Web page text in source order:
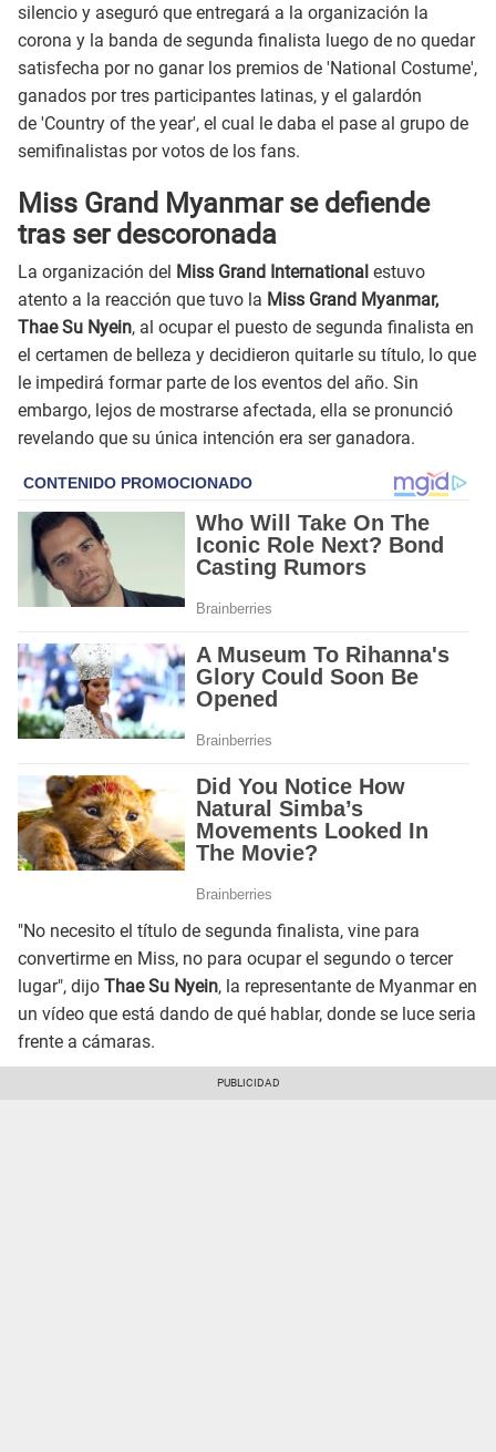
silencio y aseguró que entregará a la organización la
corona y la banda de segunda finalista luego de no quedar
satisfecha por no ganar los premios de 'National Costume',
ganados por tres participantes latinas, y el galardón
de 'Country of the year', el cual le daba el pase al grupo de
semifinalistas por votos de los fans.
Miss Grand Myanmar se defiende
tras ser descoronada
La organización del Miss Grand International estuvo
atento a la reacción que tuvo la Miss Grand Myanmar,
Thae Su Nyein, al ocupar el puesto de segunda finalista en
el certamen de belleza y decidieron quitarle su título, lo que
le impedirá formar parte de los eventos del año. Sin
embargo, lejos de mostrarse afectada, ella se pronunció
revelando que su única intención era ser ganadora.
"No necesito el título de segunda finalista, vine para
convertirme en Miss, no para ocupar el segundo o tercer
lugar", dijo Thae Su Nyein, la representante de Myanmar en
un vídeo que está dando de qué hablar, donde se luce seria
frente a cámaras.